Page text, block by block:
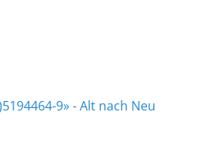
9» - Alt nach Neu